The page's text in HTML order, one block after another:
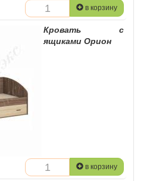
в корзину
Кровать с
ящиками Орион
в корзину